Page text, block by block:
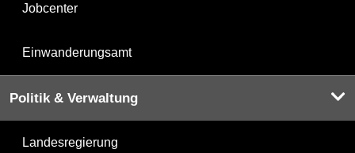
Jobcenter
Einwanderungsamt
Politik & Verwaltung
Landesregierung